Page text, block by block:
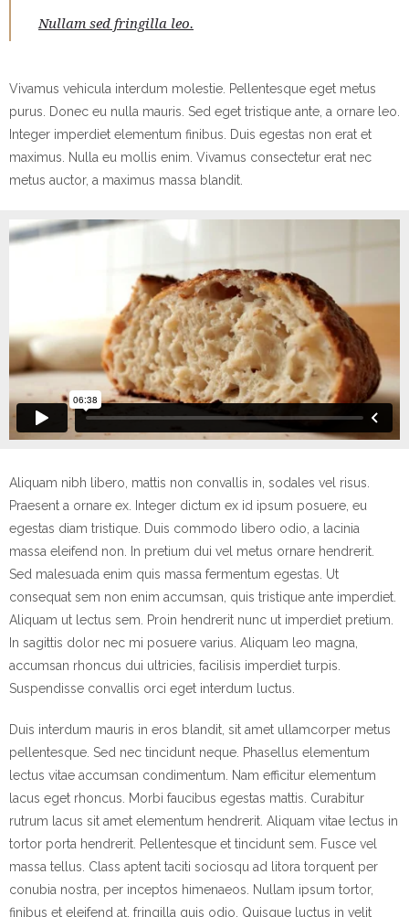
Nullam sed fringilla leo.
Vivamus vehicula interdum molestie. Pellentesque eget metus
purus. Donec eu nulla mauris. Sed eget tristique ante, a ornare leo.
Integer imperdiet elementum finibus. Duis egestas non erat et
maximus. Nulla eu mollis enim. Vivamus consectetur erat nec
metus auctor, a maximus massa blandit.
Aliquam nibh libero, mattis non convallis in, sodales vel risus.
Praesent a ornare ex. Integer dictum ex id ipsum posuere, eu
egestas diam tristique. Duis commodo libero odio, a lacinia
massa eleifend non. In pretium dui vel metus ornare hendrerit.
Sed malesuada enim quis massa fermentum egestas. Ut
consequat sem non enim accumsan, quis tristique ante imperdiet.
Aliquam ut lectus sem. Proin hendrerit nunc ut imperdiet pretium.
In sagittis dolor nec mi posuere varius. Aliquam leo magna,
accumsan rhoncus dui ultricies, facilisis imperdiet turpis.
Suspendisse convallis orci eget interdum luctus.
Duis interdum mauris in eros blandit, sit amet ullamcorper metus
pellentesque. Sed nec tincidunt neque. Phasellus elementum
lectus vitae accumsan condimentum. Nam efficitur elementum
lacus eget rhoncus. Morbi faucibus egestas mattis. Curabitur
rutrum lacus sit amet elementum hendrerit. Aliquam vitae lectus in
tortor porta hendrerit. Pellentesque et tincidunt sem. Fusce vel
massa tellus. Class aptent taciti sociosqu ad litora torquent per
conubia nostra, per inceptos himenaeos. Nullam ipsum tortor,
finibus et eleifend at, fringilla quis odio. Quisque luctus in velit